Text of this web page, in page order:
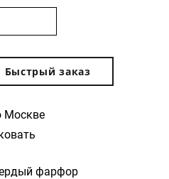
Быстрый заказ
Москве
фарфор